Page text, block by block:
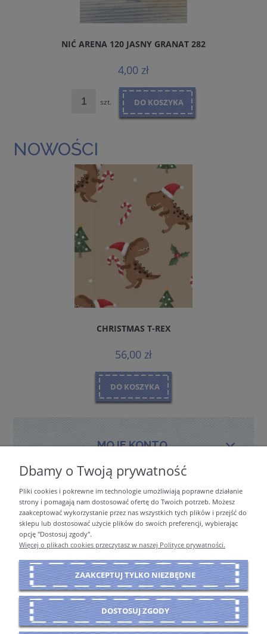
NIĆ ARENA 120 JASNY GRANAT 282
4,00 zł
szt. DO KOSZYKA
NOWOŚCI
CHRISTMAS T-REX
56,00 zł
DO KOSZYKA
MOJE KONTO
PŁATNOŚCI I DOSTAWA
INFORMACJE
O NAS
POKAŻ PEŁNĄ WERSJĘ STRONY
Dbamy o Twoją prywatność
Pliki cookies i pokrewne im technologie umożliwiają poprawne działanie
strony i pomagają nam dostosować ofertę do Twoich potrzeb. Możesz
zaakceptować wykorzystanie przez nas wszystkich tych plików i przejść do
sklepu lub dostosować użycie plików do swoich preferencji, wybierając
opcję "Dostosuj zgody".
Więcej o plikach cookies przeczytasz w naszej Polityce prywatności.
ZAAKCEPTUJ TYLKO NIEZBĘDNE
DOSTOSUJ ZGODY